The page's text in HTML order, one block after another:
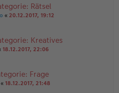
Rätsel
« 20.12.2017, 19:12
Kreatives
18.12.2017, 22:06
Frage
« 18.12.2017, 21:48